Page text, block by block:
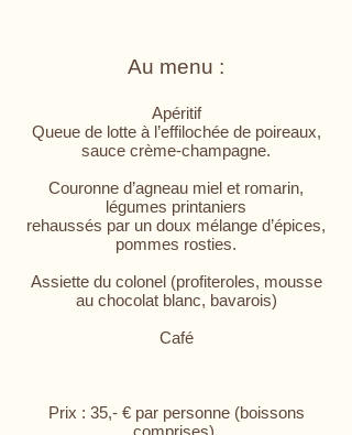
Au menu :
Apéritif
Queue de lotte à l’effilochée de poireaux,
sauce crème-champagne.
Couronne d’agneau miel et romarin,
légumes printaniers
rehaussés par un doux mélange d’épices,
pommes rosties.
Assiette du colonel (profiteroles, mousse
au chocolat blanc, bavarois)
Café
Prix : 35,- € par personne (boissons
comprises).